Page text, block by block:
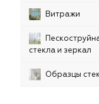
Витражи
стекла и зеркал
Образцы